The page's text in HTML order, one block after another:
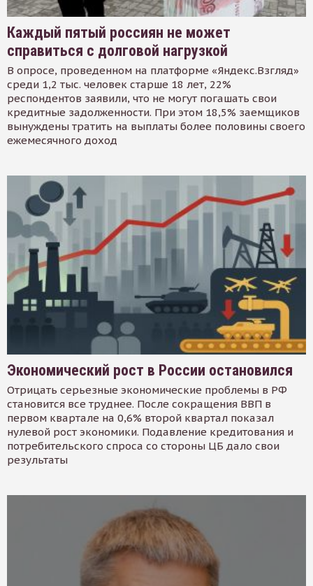
Каждый пятый россиян не может
справиться с долговой нагрузкой
В опросе, проведенном на платформе «Яндекс.Взгляд»
среди 1,2 тыс. человек старше 18 лет, 22%
респондентов заявили, что не могут погашать свои
кредитные задолженности. При этом 18,5% заемщиков
вынуждены тратить на выплаты более половины своего
ежемесячного доход
Экономический рост в России остановился
Отрицать серьезные экономические проблемы в РФ
становится все труднее. После сокращения ВВП в
первом квартале на 0,6% второй квартал показал
нулевой рост экономики. Подавление кредитования и
потребительского спроса со стороны ЦБ дало свои
результаты